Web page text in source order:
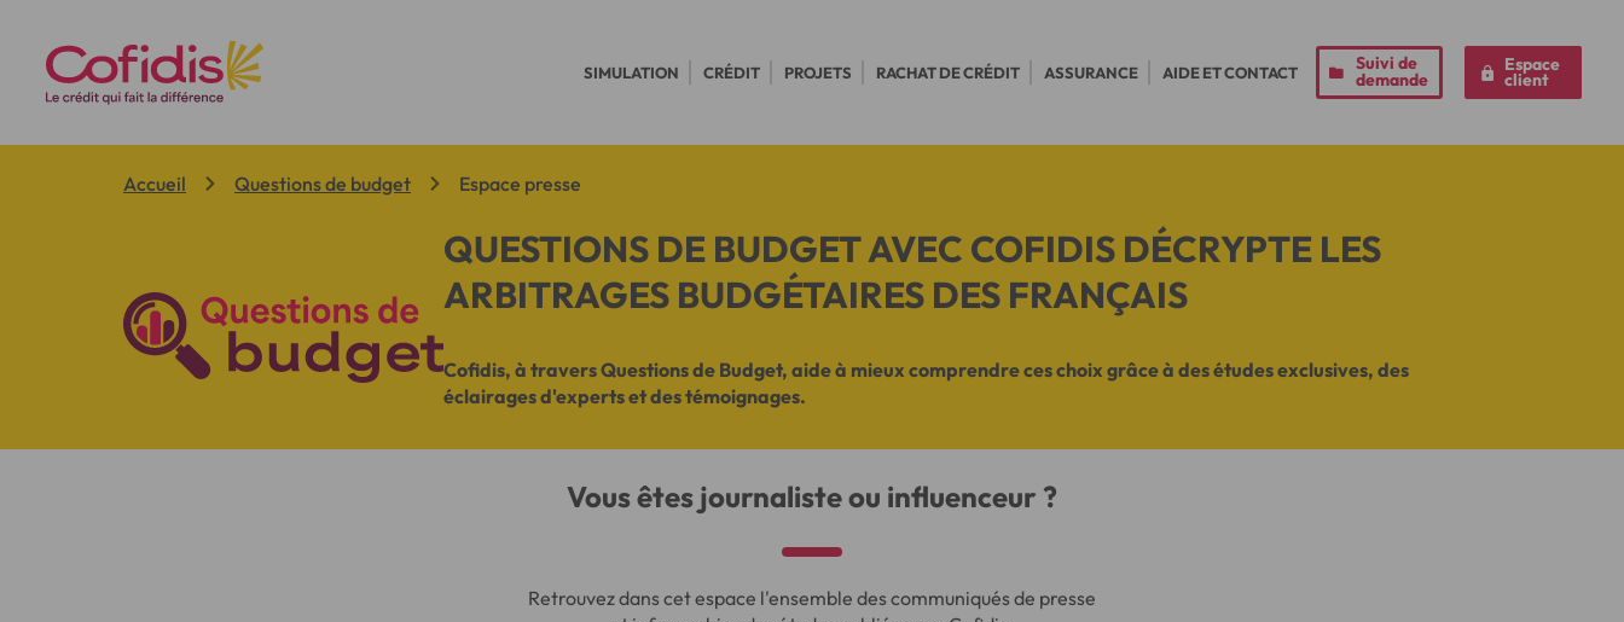
SIMULATION CRÉDIT PROJETS RACHAT DE CRÉDIT ASSURANCE AIDE ET CONTACT Suivi de
demande
Espace
client
Vous êtes ici:
Accueil Questions de budget Espace presse
QUESTIONS DE BUDGET AVEC COFIDIS DÉCRYPTE LES
ARBITRAGES BUDGÉTAIRES DES FRANÇAIS
Cofidis, à travers Questions de Budget, aide à mieux comprendre ces choix grâce à des études exclusives, des
éclairages d'experts et des témoignages.
Vous êtes journaliste ou influenceur ?
Retrouvez dans cet espace l'ensemble des communiqués de presse